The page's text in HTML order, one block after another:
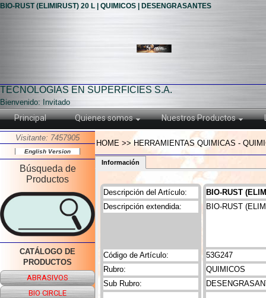
BIO-RUST (ELIMIRUST) 20 L | QUIMICOS | DESENGRASANTES
TECNOLOGIAS EN SUPERFICIES S.A.
Bienvenido: Invitado
Principal Quienes somos Nuestros Productos
Visitante: 7457905
English Version
Búsqueda de
Productos
CATÁLOGO DE
PRODUCTOS
ABRASIVOS
BIO CIRCLE
HOME >> HERRAMIENTAS QUIMICAS -
Información
Descripción del Artículo:
Código de Artículo:
Rubro:
Sub Rubro:
Descripción extendida:
BIO-RUST
53G247
QUIMICOS
BIO-RUST